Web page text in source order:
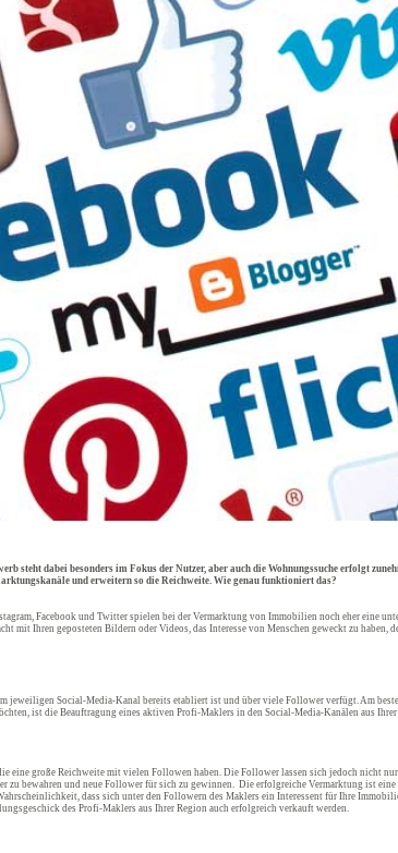
steht dabei besonders im Fokus der Nutzer, aber auch die Wohnungssuche erfolgt
und erweitern so die Reichweite. Wie genau funktioniert das?
Facebook und Twitter spielen bei der Vermarktung von Immobilien noch eher eine
mit Ihren geposteten Bildern oder Videos, das Interesse von Menschen geweckt zu haben,
jeweiligen Social-Media-Kanal bereits etabliert ist und über viele Follower verfügt. Am
ist die Beauftragung eines aktiven Profi-Maklers in den Social-Media-Kanälen aus
große Reichweite mit vielen Followen haben. Die Follower lassen sich jedoch nicht
bewahren und neue Follower für sich zu gewinnen. Die erfolgreiche Vermarktung ist
dass sich unter den Followern des Maklers ein Interessent für Ihre
des Profi-Maklers aus Ihrer Region auch erfolgreich verkauft werden.